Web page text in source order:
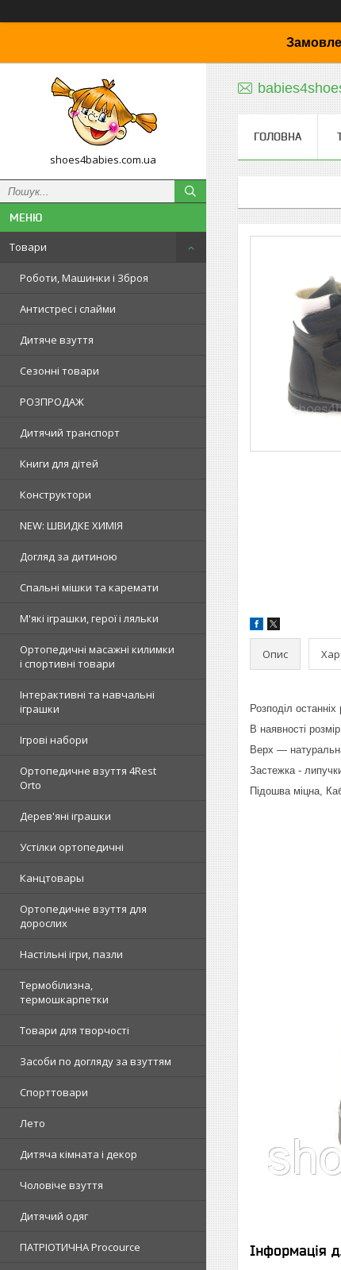
shoes4babies.com.ua
Товари
Роботи, Машинки і Зброя
Антистрес і слайми
Дитяче взуття
Сезонні товари
РОЗПРОДАЖ
Дитячий транспорт
Книги для дітей
Конструктори
NEW: ШВИДКЕ ХИМІЯ
Догляд за дитиною
Спальні мішки та каремати
М'які іграшки, герої і ляльки
Ортопедичні масажні килимки
і спортивні товари
Інтерактивні та навчальні
іграшки
Ігрові набори
Ортопедичне взуття 4Rest
Orto
Дерев'яні іграшки
Устілки ортопедичні
Канцтовары
Ортопедичне взуття для
дорослих
Настільні ігри, пазли
Термобілизна,
термошкарпетки
Товари для творчості
Засоби по догляду за взуттям
Спорттовари
Лето
Дитяча кімната і декор
Чоловіче взуття
Дитячий одяг
ПАТРІОТИЧНА Procource
ГОЛОВНА
Опис
Розподіл
В наявності
Верх —
Застежка -
Підошва міцна,
Інформація